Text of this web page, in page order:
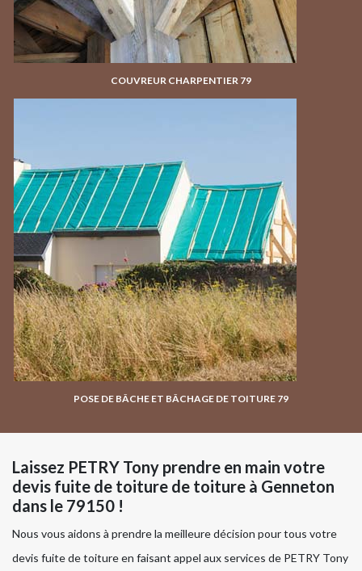
COUVREUR CHARPENTIER 79
POSE DE BÂCHE ET BÂCHAGE DE TOITURE 79
Laissez PETRY Tony prendre en main votre
devis fuite de toiture de toiture à Genneton
dans le 79150 !
Nous vous aidons à prendre la meilleure décision pour tous votre
devis fuite de toiture en faisant appel aux services de PETRY Tony